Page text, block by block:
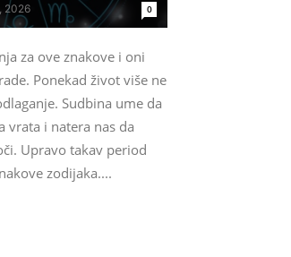
2026 0
za ove znakove i oni
Ponekad život više ne
Sudbina ume da
vrata i natera nas da
Upravo takav period
zodijaka....